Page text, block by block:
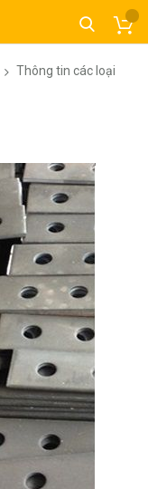
Thông tin các loại